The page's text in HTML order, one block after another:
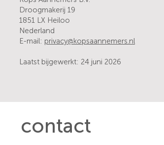
Droogmakerij 19
1851 LX Heiloo
Nederland
E-mail: privacy@kopsaannemers.nl
Laatst bijgewerkt: 24 juni 2026
contact